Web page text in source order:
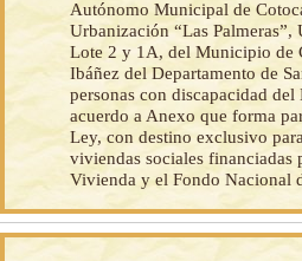
Autónomo Municipal de
Urbanización “Las
Lote 2 y 1A, del Municipio de
Ibáñez del Departamento de
personas con discapacidad
acuerdo a Anexo que forma
Ley, con destino exclusivo
viviendas sociales financiadas
Vivienda y el Fondo Nacional